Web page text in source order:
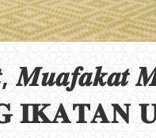
𝑴𝒖𝒂𝒇𝒂𝒌𝒂𝒕
𝐈𝐊𝐀𝐓𝐀𝐍